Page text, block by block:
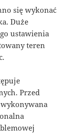
się wykonać
Duże
ustawienia
teren
Przed